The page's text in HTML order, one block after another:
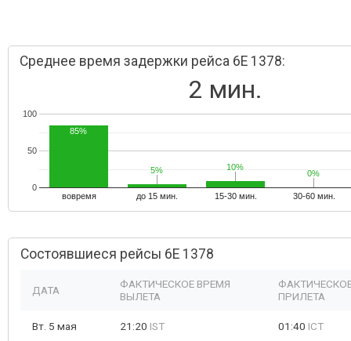
Среднее время задержки рейса 6E 1378:
2 мин.
вовремя до 15 мин. 15-30 мин. 30-60 мин.
0
50
100
85%
5%
5% 10%
10%
0%
0%
Состоявшиеся рейсы 6E 1378
ДАТА
ФАКТИЧЕСКОЕ ВРЕМЯ
ВЫЛЕТА
ПРИЛЕТА
Вт. 5 мая 21:20 IST 01:40 ICT